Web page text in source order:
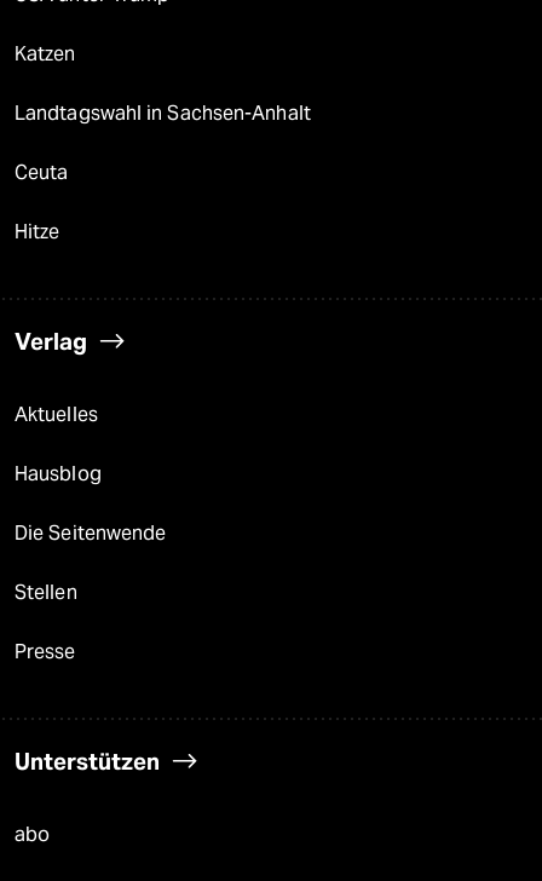
Katzen
Landtagswahl in Sachsen-Anhalt
Ceuta
Hitze
Verlag
Aktuelles
Hausblog
Die Seitenwende
Stellen
Presse
Unterstützen
abo